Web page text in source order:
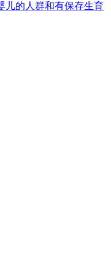
儿的人群和有保存生育